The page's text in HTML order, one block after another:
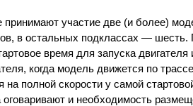
принимают участие две (и более)
в остальных подклассах —
время для запуска
когда модель движется по
на полной скорости у самой
и необходимость